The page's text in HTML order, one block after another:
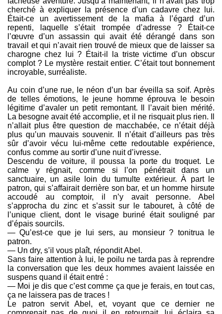
cherché à expliquer la présence d’un cadavre chez lui.
Était-ce un avertissement de la mafia à l’égard d’un
repenti, laquelle s’était trompée d’adresse ? Était-ce
l’œuvre d’un assassin qui avait été dérangé dans son
travail et qui n’avait rien trouvé de mieux que de laisser sa
charogne chez lui ? Était-il la triste victime d’un obscur
complot ? Le mystère restait entier. C’était tout bonnement
incroyable, surréaliste.
Au coin d’une rue, le néon d’un bar éveilla sa soif. Après
de telles émotions, le jeune homme éprouva le besoin
légitime d’avaler un petit remontant. Il l’avait bien mérité.
La besogne avait été accomplie, et il ne risquait plus rien. Il
n’allait plus être question de macchabée, ce n’était déjà
plus qu’un mauvais souvenir. Il n’était d’ailleurs pas très
sûr d’avoir vécu lui-même cette redoutable expérience,
confus comme au sortir d’une nuit d’ivresse.
Descendu de voiture, il poussa la porte du troquet. Le
calme y régnait, comme si l’on pénétrait dans un
sanctuaire, un asile loin du tumulte extérieur. À part le
patron, qui s’affairait derrière son bar, et un homme hirsute
accoudé au comptoir, il n’y avait personne. Abel
s’approcha du zinc et s’assit sur le tabouret, à côté de
l’unique client, dont le visage buriné était souligné par
d’épais sourcils.
— Qu’est-ce que je lui sers, au monsieur ? tonitrua le
patron.
— Un dry, s’il vous plaît, répondit Abel.
Sans faire attention à lui, le poilu ne tarda pas à reprendre
la conversation que les deux hommes avaient laissée en
suspens quand il était entré :
— Moi je dis que c’est comme ça que je ferais, en tout cas,
ça ne laissera pas de traces !
Le patron servit Abel, et, voyant que ce dernier ne